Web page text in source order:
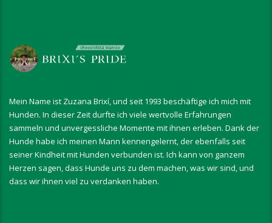
Mein Name ist Zuzana Brixí, und seit 1993 beschäftige ich mich mit
Hunden. In dieser Zeit durfte ich viele wertvolle Erfahrungen
sammeln und unvergessliche Momente mit ihnen erleben. Dank der
Hunde habe ich meinen Mann kennengelernt, der ebenfalls seit
seiner Kindheit mit Hunden verbunden ist. Ich kann von ganzem
Herzen sagen, dass Hunde uns zu dem machen, was wir sind, und
dass wir ihnen viel zu verdanken haben.